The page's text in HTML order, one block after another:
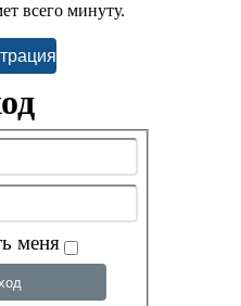
всего минуту.
меня